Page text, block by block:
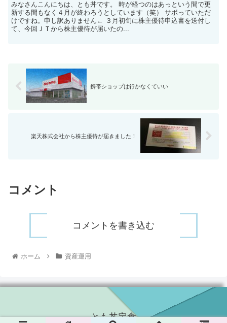
みなさんこんにちは、とも丼です。 時が経つのはあっという間で更
新する間もなく４月が終わろうとしています（笑） サボっていただ
けですね。申し訳ありません← ３月初旬に株主優待申込書を送付し
て、今回ＪＴから株主優待が届いたの...
携帯ショップは行かなくていい
楽天株式会社から株主優待が届きました！
コメント
コメントを書き込む
ホーム 資産運用
とも丼定食